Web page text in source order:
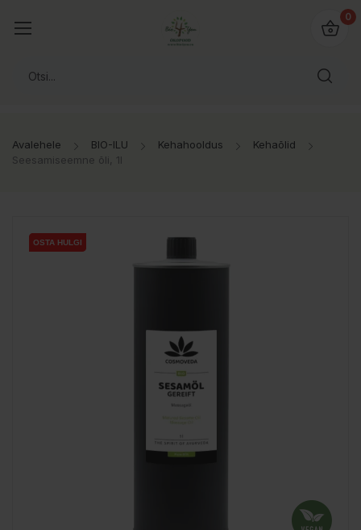
0
Avalehele BIO-ILU Kehahooldus
Kehaõlid
Seesamiseemne õli, 1l
OSTA HULGI
OSTA HULGI